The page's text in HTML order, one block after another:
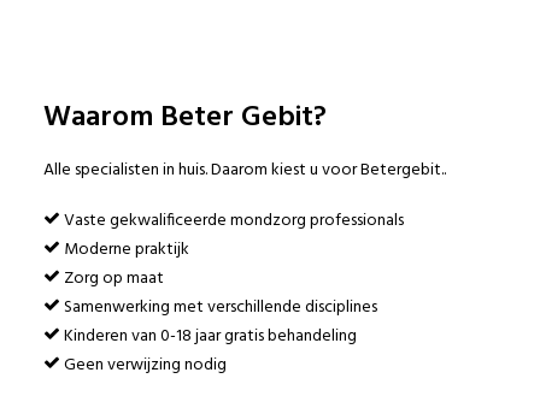
Waarom Beter Gebit?
Alle specialisten in huis. Daarom kiest u voor Betergebit..
Vaste gekwalificeerde mondzorg professionals
Moderne praktijk
Zorg op maat
Samenwerking met verschillende disciplines
Kinderen van 0-18 jaar gratis behandeling
Geen verwijzing nodig